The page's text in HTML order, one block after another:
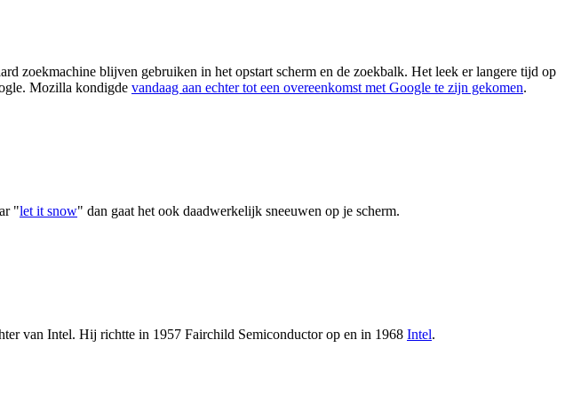
zoekmachine blijven gebruiken in het opstart scherm en de zoekbalk. Het leek er langere tijd op
Mozilla kondigde vandaag aan echter tot een overeenkomst met Google te zijn gekomen.
"let it snow" dan gaat het ook daadwerkelijk sneeuwen op je scherm.
van Intel. Hij richtte in 1957 Fairchild Semiconductor op en in 1968 Intel.